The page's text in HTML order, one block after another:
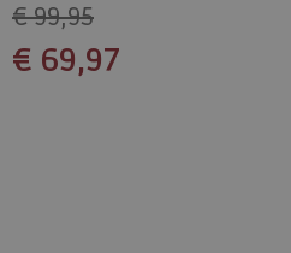
€ 99,95
€ 69,97